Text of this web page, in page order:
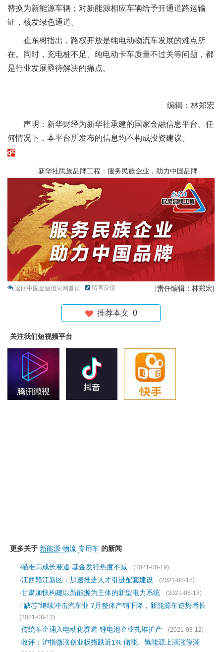
替换为新能源车辆；对新能源相应车辆给予开通道路运输
证，核发绿色通道。
崔东树指出，路权开放是纯电动物流车发展的难点所
在。同时，充电桩不足、纯电动卡车质量不过关等问题，都
是行业发展亟待解决的痛点。
编辑：林郑宏
声明：新华财经为新华社承建的国家金融信息平台。任
何情况下，本平台所发布的信息均不构成投资建议。
新华社民族品牌工程：服务民族企业，助力中国品牌
返回中国金融信息网首页 留言反馈 [责任编辑：林郑宏]
推荐本文 0
关注我们短视频平台
更多关于 新能源 物流 专用车 的新闻
·瞄准高成长赛道 基金发行热度不减
(2021-08-19)
·江西赣江新区：加速推进人才引进配套建设
(2021-08-18)
·甘肃加快构建以新能源为主体的新型电力系统
(2021-08-18)
·“缺芯”继续冲击汽车业 7月整体产销下降，新能源车逆势增长
(2021-08-12)
·传统车企涌入电动化赛道 锂电池企业扎堆扩产
(2021-08-12)
·收评：沪指微涨创业板指跌近1% 储能、氢能源上演涨停潮